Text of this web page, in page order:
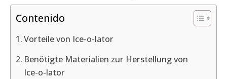
Contenido
Vorteile von Ice-o-lator
Benötigte Materialien zur Herstellung von
Ice-o-lator